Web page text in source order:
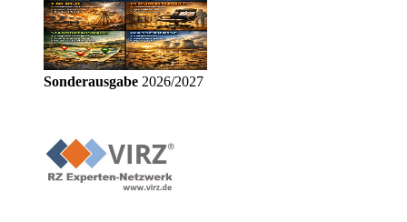
Sonderausgabe 2026/2027